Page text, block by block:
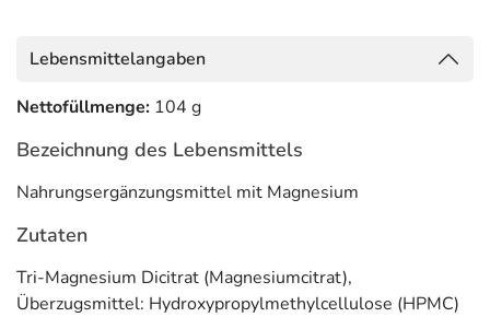
geschmacksneutral und frei von Magnesiumstearat,
Füllstoffen, Rieselhilfsstoffen, Zucker und Süßstoffen
Überzugsmittel: Hydroxymethylcellulose
Adresse des Lebensmittel-Unternehmens
Lebensmittelangaben
Nettofüllmenge: 104 g
Bezeichnung des Lebensmittels
Nahrungsergänzungsmittel mit Magnesium
Zutaten
Tri-Magnesium Dicitrat (Magnesiumcitrat),
Überzugsmittel: Hydroxypropylmethylcellulose (HPMC)